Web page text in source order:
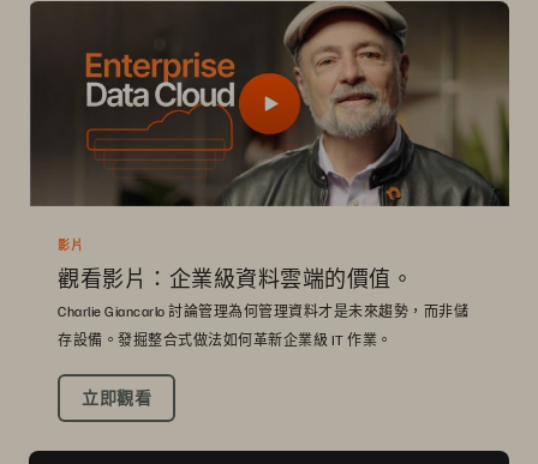
影片
觀看影片：企業級資料雲端的價值。
Charlie Giancarlo 討論管理為何管理資料才是未來趨勢，而非儲
存設備。發掘整合式做法如何革新企業級 IT 作業。
立即觀看